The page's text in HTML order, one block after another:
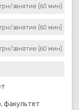
грн/занятие (60 мин)
грн/занятие (60 мин)
грн/занятие (60 мин)
факультет